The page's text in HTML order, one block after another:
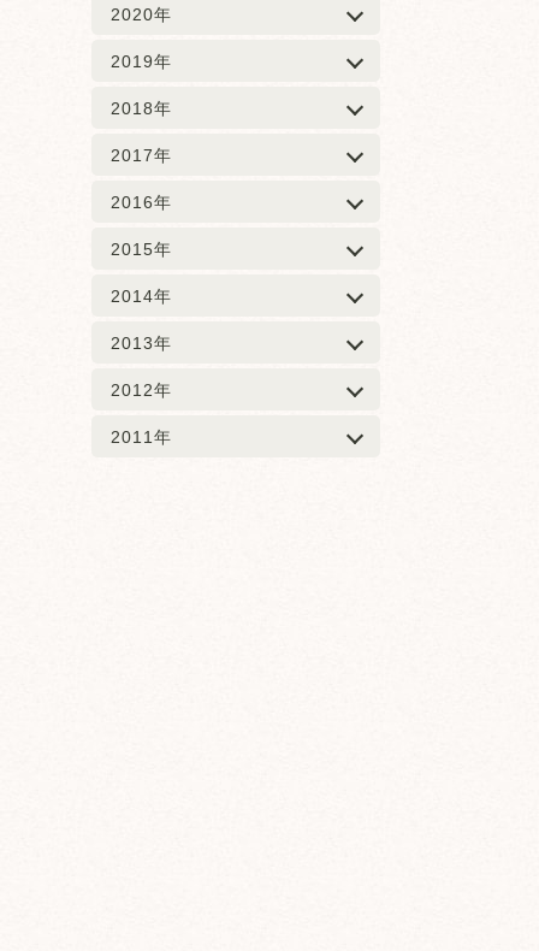
2020年
2019年
2018年
2017年
2016年
2015年
2014年
2013年
2012年
2011年